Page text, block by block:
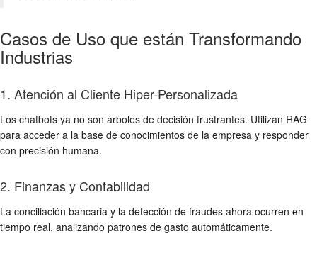
Casos de Uso que están Transformando
Industrias
1. Atención al Cliente Hiper-Personalizada
Los chatbots ya no son árboles de decisión frustrantes. Utilizan RAG
para acceder a la base de conocimientos de la empresa y responder
con precisión humana.
2. Finanzas y Contabilidad
La conciliación bancaria y la detección de fraudes ahora ocurren en
tiempo real, analizando patrones de gasto automáticamente.